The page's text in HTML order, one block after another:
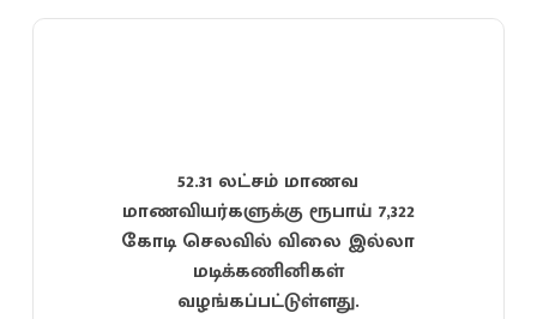
52.31 லட்சம் மாணவ
மாணவியர்களுக்கு ரூபாய் 7,322
கோடி செலவில் விலை இல்லா
மடிக்கணினிகள்
வழங்கப்பட்டுள்ளது.